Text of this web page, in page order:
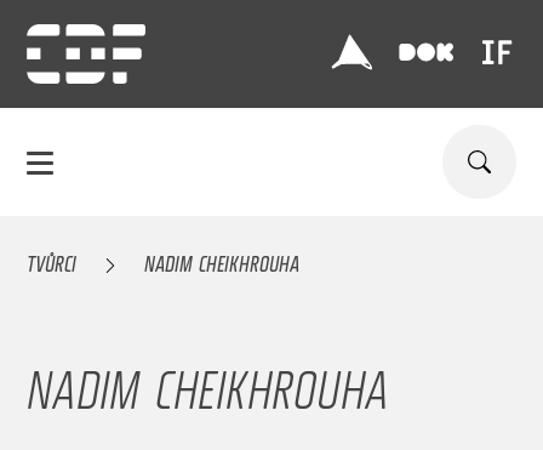
TVŮRCI NADIM CHEIKHROUHA
NADIM CHEIKHROUHA